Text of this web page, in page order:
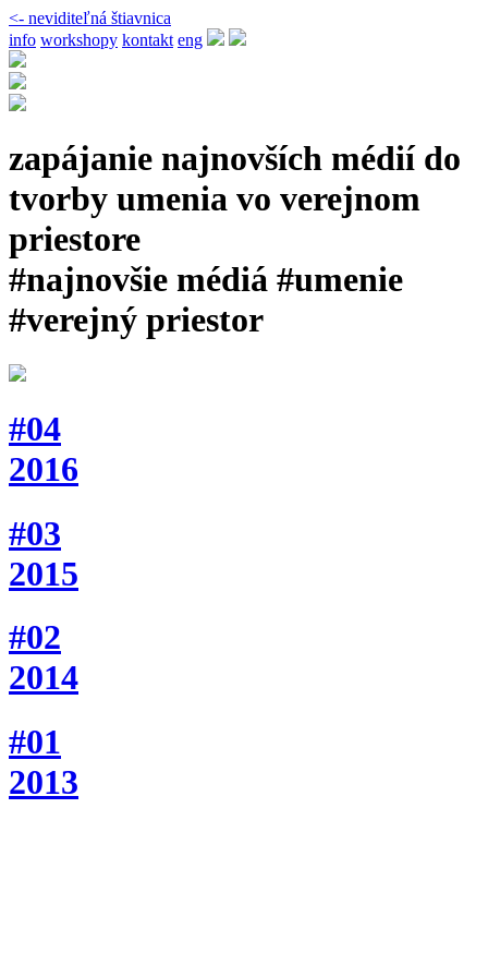
<- neviditeľná štiavnica
info workshopy kontakt eng
zapájanie najnovších médií do
tvorby umenia vo verejnom
priestore
#najnovšie médiá #umenie
#verejný priestor
#04
2016
#03
2015
#02
2014
#01
2013